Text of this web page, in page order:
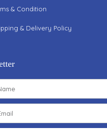
& Condition
& Delivery Policy